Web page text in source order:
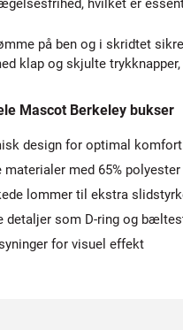
hvilket er
på ben og i skridtet
klap og skjulte
Mascot Berkeley bukser
design for optimal komfort
materialer med 65%
lommer til ekstra
detaljer som D-ring og
for visuel effekt